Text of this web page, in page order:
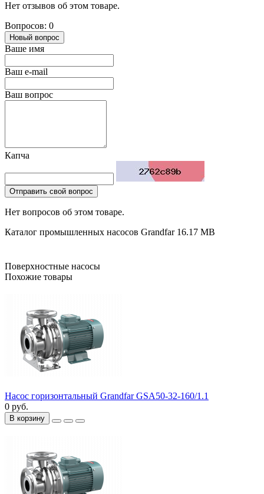
Нет отзывов об этом товаре.
Вопросов: 0
Новый вопрос
Ваше имя
Ваш e-mail
Ваш вопрос
Капча
Отправить свой вопрос
Нет вопросов об этом товаре.
Каталог промышленных насосов Grandfar 16.17 MB
Поверхностные насосы
Похожие товары
Насос горизонтальный Grandfar GSA50-32-160/1.1
0 руб.
В корзину